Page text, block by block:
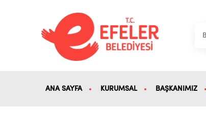
ANA SAYFA KURUMSAL BAŞKANIMIZ